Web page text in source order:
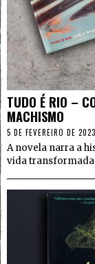
TUDO É RIO –
MACHISMO
5 DE FEVEREIRO DE 2023
A novela narra a
vida transformada